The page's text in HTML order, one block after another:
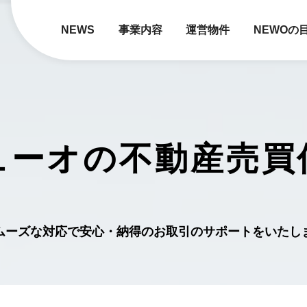
NEWS 事業内容 運営物件 NEWOの
ーオの不動産売買
ーズな対応で安心・納得のお取引のサポートをいたし